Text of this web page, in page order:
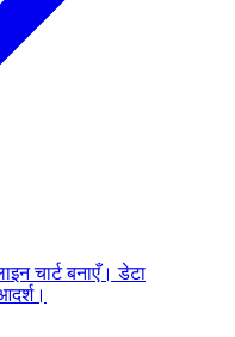
चार्ट बनाएँ। डेटा